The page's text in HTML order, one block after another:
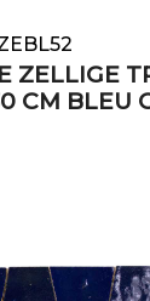
ZELLIGE
CM BLEU